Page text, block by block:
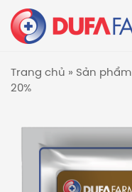
Trang chủ » Sản phẩm
20%